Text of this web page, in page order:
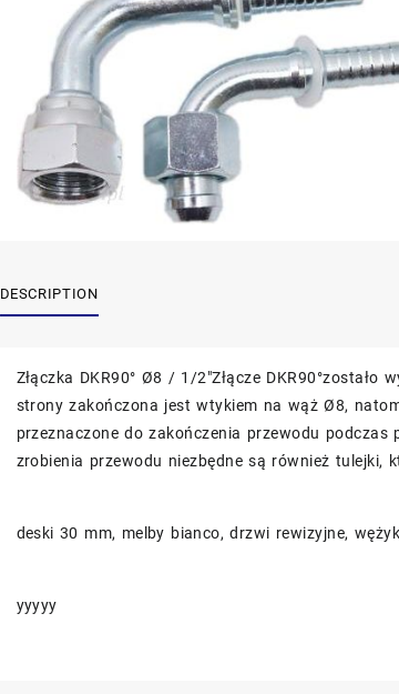
DESCRIPTION
Złączka DKR90° Ø8 / 1/2″Złącze
strony zakończona jest wtykiem na wąż Ø8,
przeznaczone do zakończenia przewodu
zrobienia przewodu niezbędne są również tulejki,
deski 30 mm, melby bianco, drzwi rewizyjne,
yyyyy